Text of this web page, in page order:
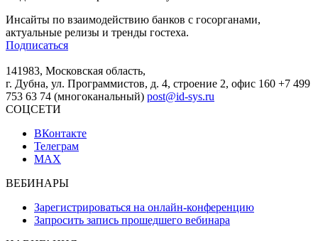
Инсайты по взаимодействию банков с госорганами,
актуальные релизы и тренды гостеха.
Подписаться
141983, Московская область,
г. Дубна, ул. Программистов, д. 4, строение 2, офис 160 +7 499
753 63 74 (многоканальный) post@id-sys.ru
СОЦСЕТИ
ВКонтакте
Телеграм
MAX
ВЕБИНАРЫ
Зарегистрироваться на онлайн-конференцию
Запросить запись прошедшего вебинара